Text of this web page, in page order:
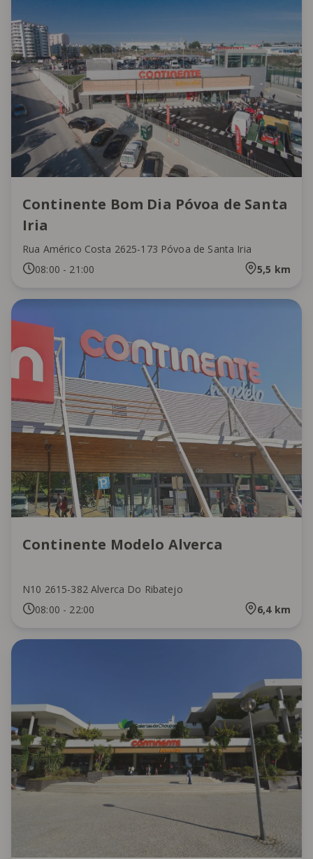
Continente Bom Dia Póvoa de Santa
Iria
Rua Américo Costa 2625-173 Póvoa de Santa Iria
08:00 - 21:00 5,5 km
Continente Modelo Alverca
N10 2615-382 Alverca Do Ribatejo
08:00 - 22:00 6,4km